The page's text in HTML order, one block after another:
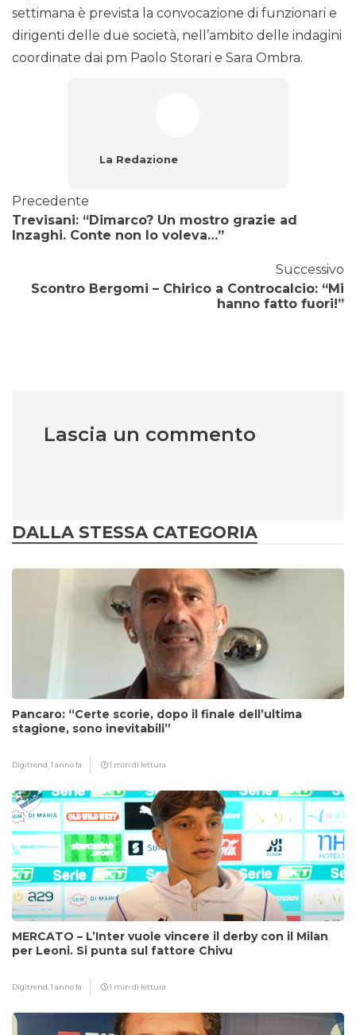
settimana è prevista la convocazione di funzionari e
dirigenti delle due società, nell’ambito delle indagini
coordinate dai pm Paolo Storari e Sara Ombra.
La Redazione
Precedente
Trevisani: “Dimarco? Un mostro grazie ad
Inzaghi. Conte non lo voleva…”
Successivo
Scontro Bergomi – Chirico a Controcalcio: “Mi
hanno fatto fuori!”
Lascia un commento
DALLA STESSA CATEGORIA
Pancaro: “Certe scorie, dopo il finale dell’ultima
stagione, sono inevitabili”
Digitrend,1 anno fa 1 min di lettura
MERCATO – L’Inter vuole vincere il derby con il Milan
per Leoni. Si punta sul fattore Chivu
Digitrend,1 anno fa 1 min di lettura